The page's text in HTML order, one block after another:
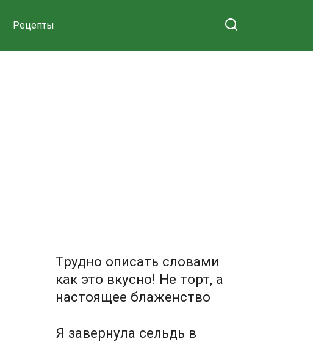
Рецепты
Трудно описать словами
как это вкусно! Не торт, а
настоящее блаженство
Я завернула сельдь в